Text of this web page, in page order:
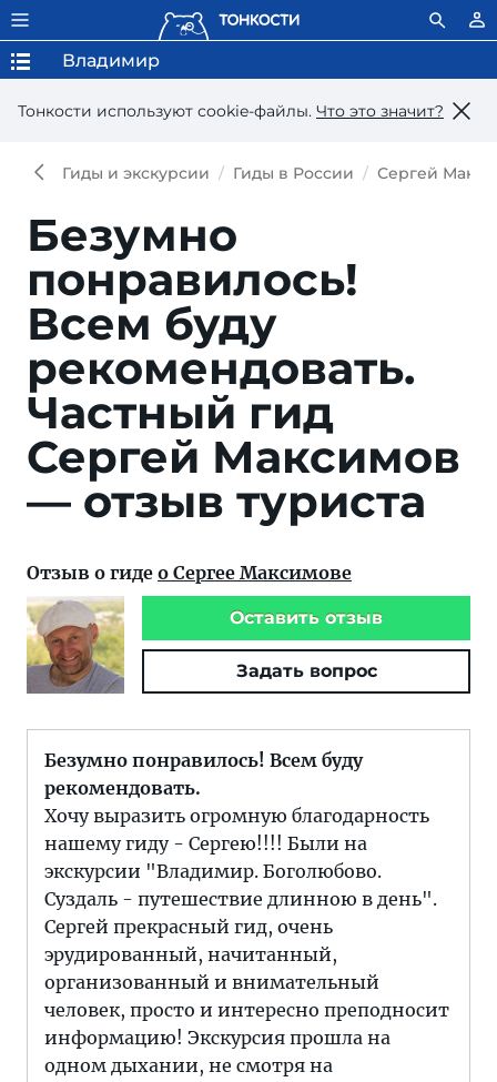
Тонкости используют сookie-файлы. Что это значит?
Владимир
Гиды и экскурсии Гиды в России Сергей
Безумно
понравилось!
Всем буду
рекомендовать.
Частный гид
Сергей Максимов
— отзыв туриста
Отзыв о гиде о Сергее Максимове
Оставить отзыв
Задать вопрос
Безумно понравилось! Всем буду
рекомендовать.
Хочу выразить огромную благодарность
нашему гиду - Сергею!!!! Были на
экскурсии "Владимир. Боголюбово.
Суздаль - путешествие длинною в день".
Сергей прекрасный гид, очень
эрудированный, начитанный,
организованный и внимательный
человек, просто и интересно преподносит
информацию! Экскурсия прошла на
одном дыхании, не смотря на